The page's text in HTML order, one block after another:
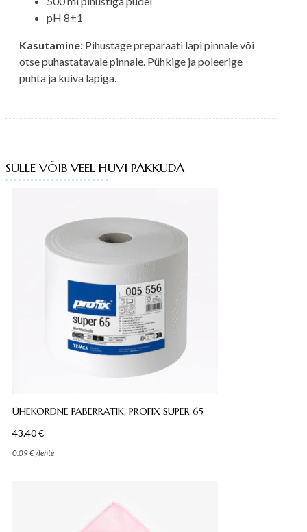
pH 8±1
Kasutamine: Pihustage preparaati lapi pinnale või
otse puhastatavale pinnale. Pühkige ja poleerige
puhta ja kuiva lapiga.
SULLE VÕIB VEEL HUVI PAKKUDA
ÜHEKORDNE PABERRÄTIK, PROFIX SUPER 65
43.40€
0.09€/lehte